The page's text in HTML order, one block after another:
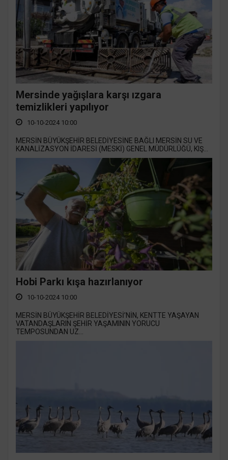
Mersinde yağışlara karşı ızgara
temizlikleri yapılıyor
10-10-2024 10:00
MERSİN BÜYÜKŞEHİR BELEDİYESİNE BAĞLI MERSİN SU VE
KANALİZASYON İDARESİ (MESKİ) GENEL MÜDÜRLÜĞÜ, KIŞ...
Hobi Parkı kışa hazırlanıyor
10-10-2024 10:00
MERSİN BÜYÜKŞEHİR BELEDİYESİ’NİN, KENTTE YAŞAYAN
VATANDAŞLARIN ŞEHİR YAŞAMININ YORUCU
TEMPOSUNDAN UZ...